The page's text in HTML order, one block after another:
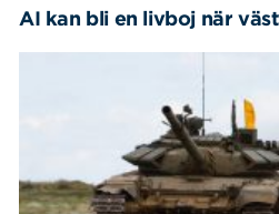
AI kan bli en livboj när